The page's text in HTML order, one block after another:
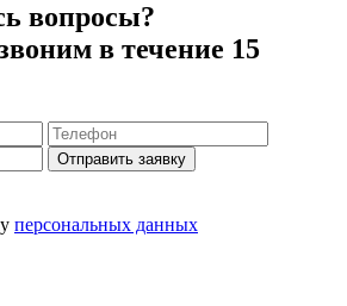
вопросы?
в течение 15
Отправить заявку
персональных данных